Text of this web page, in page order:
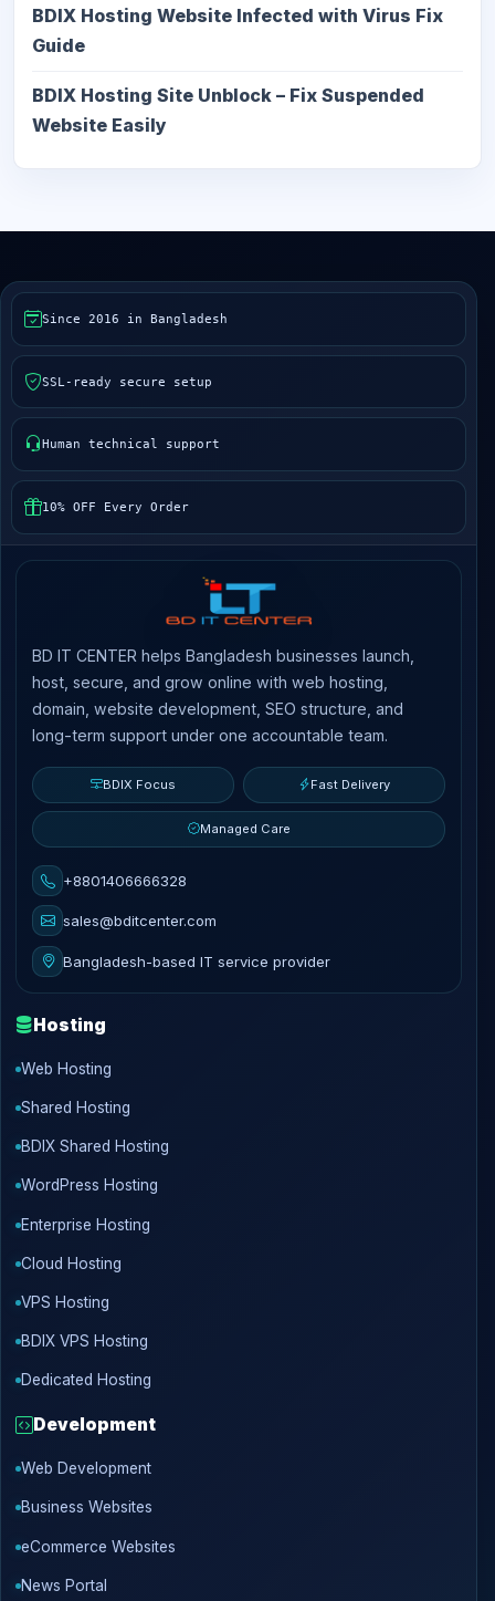
BDIX Hosting Website Infected with Virus Fix
Guide
BDIX Hosting Site Unblock – Fix Suspended
Website Easily
Since 2016 in Bangladesh
SSL-ready secure setup
Human technical support
10% OFF Every Order
BD IT CENTER helps Bangladesh businesses launch,
host, secure, and grow online with web hosting,
domain, website development, SEO structure, and
long-term support under one accountable team.
BDIX Focus Fast Delivery
Managed Care
+8801406666328
sales@bditcenter.com
Bangladesh-based IT service provider
Hosting
Web Hosting
Shared Hosting
BDIX Shared Hosting
WordPress Hosting
Enterprise Hosting
Cloud Hosting
VPS Hosting
BDIX VPS Hosting
Dedicated Hosting
Development
Web Development
Business Websites
eCommerce Websites
News Portal